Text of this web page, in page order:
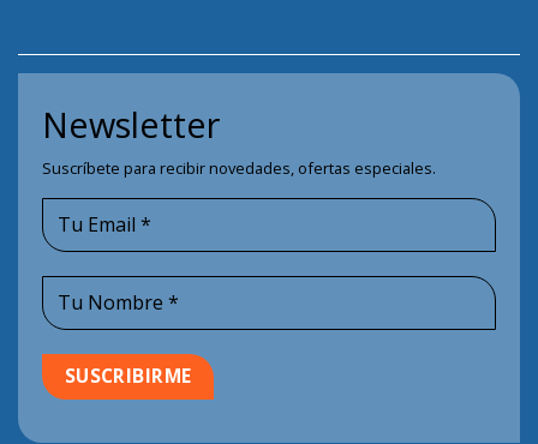
Newsletter
Suscríbete para recibir novedades, ofertas especiales.